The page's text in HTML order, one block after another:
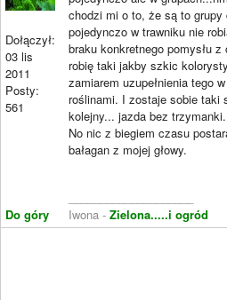
Dołączył:
03 lis
2011
Posty:
561
Do góry
chodzi mi o to, że są to
pojedynczo w trawniku nie
braku konkretnego pomysłu
robię taki jakby szkic
zamiarem uzupełnienia tego
roślinami. I zostaje sobie taki
kolejny... jazda bez trzymanki.
No nic z biegiem czasu
bałagan z mojej głowy.
Iwona - Zielona.....i ogród